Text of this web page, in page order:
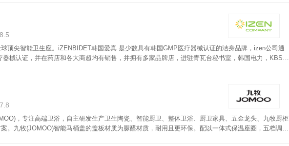
受水疗般亲肤体验。
顶尖智能卫生座。iZENBIDET韩国爱真 是少数具有韩国GMP医疗器械认证的洁身品牌，izen公司通
械认证，并在药店和各大商超均有销售，并拥有多家品牌店，进驻青瓦台秘书室，韩国电力，KBS中
，专注高端卫浴，自主研发生产卫生陶瓷、智能厨卫、整体卫浴、厨卫家具、五金龙头、九牧厨柜
。九牧(JOMOO)智能马桶盖的盖板材质为脲醛材质，耐用且更环保。配以一体式保温座圈，五档调